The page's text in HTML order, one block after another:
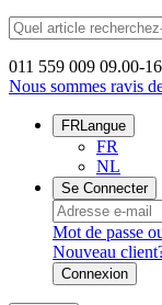
011 559 009 09.00-
Nous sommes ravis
FRLangue
FR
NL
Se Connecter
Mot de passe
Nouveau
Connexion